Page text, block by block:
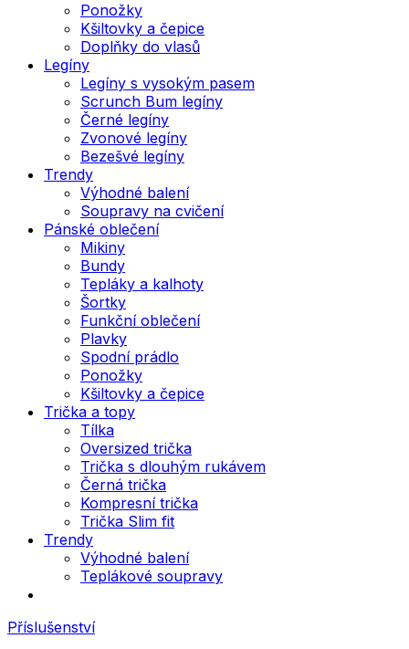
Ponožky
Kšiltovky a čepice
Doplňky do vlasů
Legíny
Legíny s vysokým pasem
Scrunch Bum legíny
Černé legíny
Zvonové legíny
Bezešvé legíny
Trendy
Výhodné balení
Soupravy na cvičení
Pánské oblečení
Mikiny
Bundy
Tepláky a kalhoty
Šortky
Funkční oblečení
Plavky
Spodní prádlo
Ponožky
Kšiltovky a čepice
Trička a topy
Tílka
Oversized trička
Trička s dlouhým rukávem
Černá trička
Kompresní trička
Trička Slim fit
Trendy
Výhodné balení
Teplákové soupravy
Příslušenství